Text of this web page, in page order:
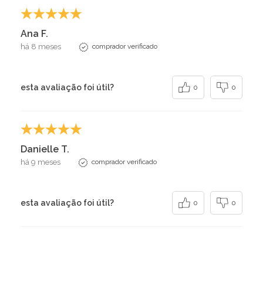
Ana F.
há 8 meses comprador verificado
esta avaliação foi útil? 0 0
Danielle T.
há 9 meses comprador verificado
esta avaliação foi útil? 0 0